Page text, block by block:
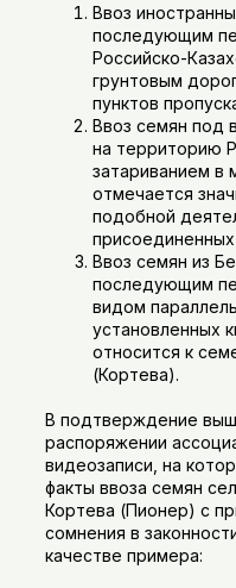
Ввоз
последующим
Российско-
грунтовым
пунктов
Ввоз семян под
на территорию
затариванием в
отмечается
подобной
Ввоз семян из
последующим
видом
установленных
относится к
(Кортева).
В подтверждение
распоряжении
видеозаписи, на
факты ввоза семян
Кортева (Пионер) с
сомнения в
качестве примера: